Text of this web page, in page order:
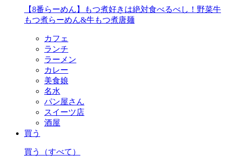
【8番らーめん】もつ煮好きは絶対食べるべし！野菜牛
もつ煮らーめん&牛もつ煮唐麺
カフェ
ランチ
ラーメン
カレー
美食娘
名水
パン屋さん
スイーツ店
酒屋
買う
買う （すべて）